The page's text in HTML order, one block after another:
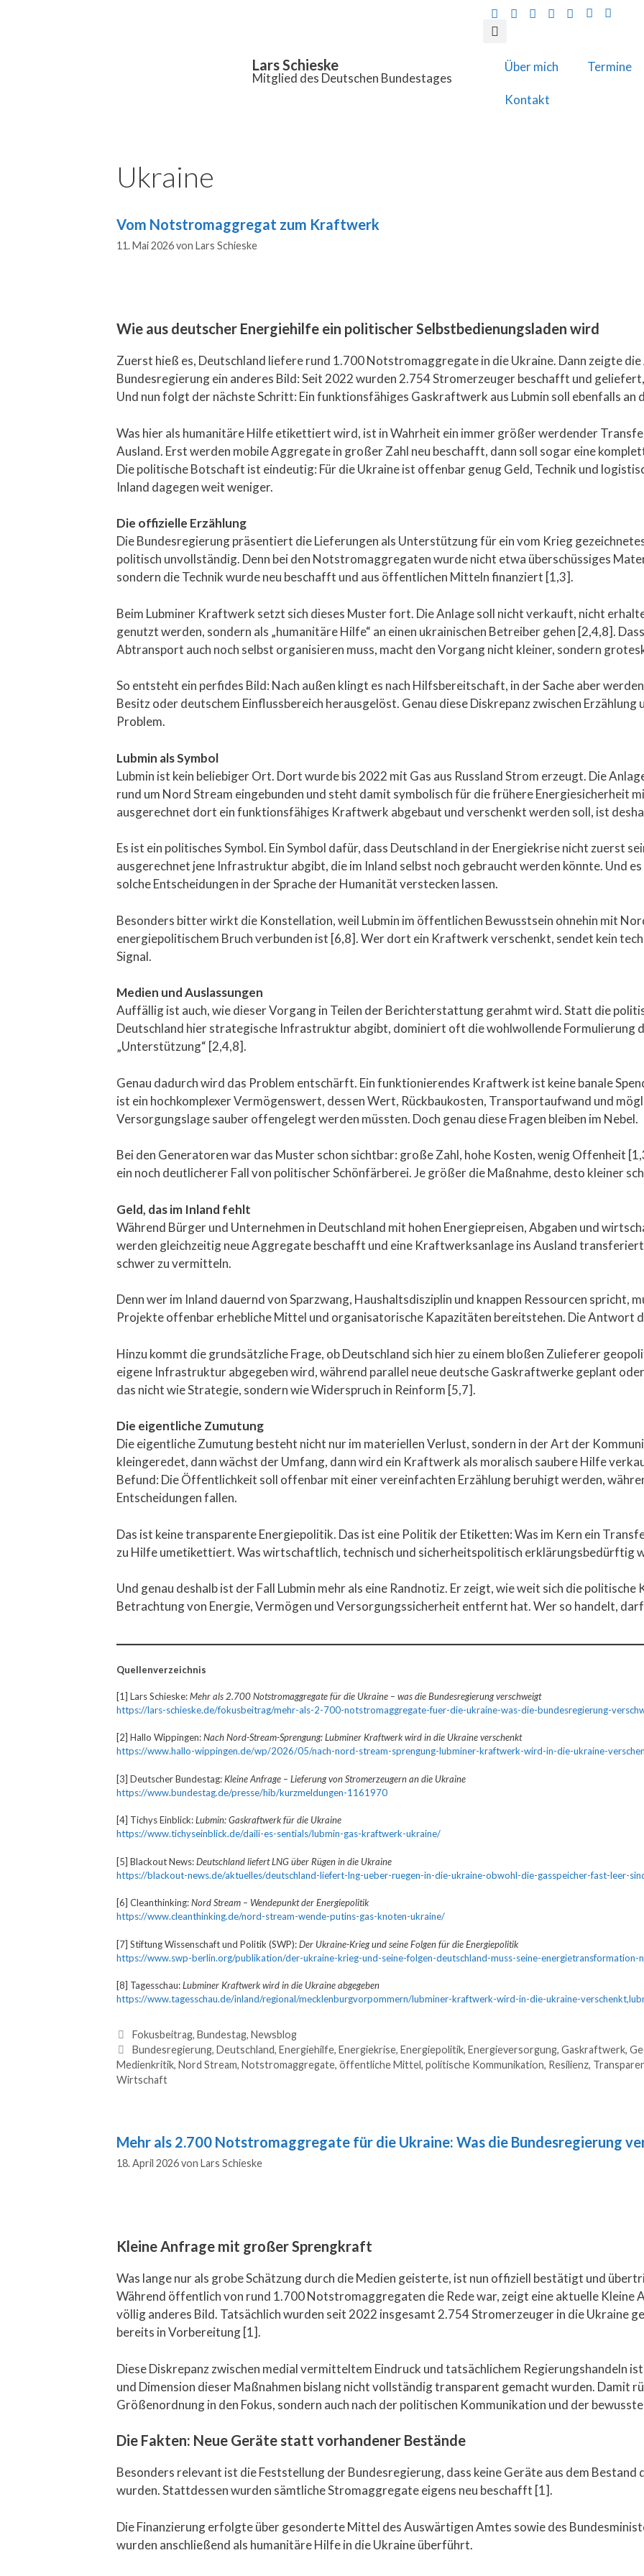
Lars Schieske
Mitglied des Deutschen Bundestages
Über mich Termine
Kontakt
Ukraine
Vom Notstromaggregat zum Kraftwerk
11. Mai 2026von Lars Schieske
Wie aus deutscher Energiehilfe ein politischer Selbstbedienungsladen wird
Zuerst hieß es, Deutschland liefere rund 1.700 Notstromaggregate in die Ukraine. Dann zeigte
Bundesregierung ein anderes Bild: Seit 2022 wurden 2.754 Stromerzeuger beschafft und
Und nun folgt der nächste Schritt: Ein funktionsfähiges Gaskraftwerk aus Lubmin soll ebenfalls an
Was hier als humanitäre Hilfe etikettiert wird, ist in Wahrheit ein immer größer werdender
Ausland. Erst werden mobile Aggregate in großer Zahl neu beschafft, dann soll sogar eine
Die politische Botschaft ist eindeutig: Für die Ukraine ist offenbar genug Geld, Technik und
Inland dagegen weit weniger.
Die offizielle Erzählung
Die Bundesregierung präsentiert die Lieferungen als Unterstützung für ein vom Krieg
politisch unvollständig. Denn bei den Notstromaggregaten wurde nicht etwa überschüssiges
sondern die Technik wurde neu beschafft und aus öffentlichen Mitteln finanziert [1,3].
Beim Lubminer Kraftwerk setzt sich dieses Muster fort. Die Anlage soll nicht verkauft, nicht
genutzt werden, sondern als „humanitäre Hilfe“ an einen ukrainischen Betreiber gehen [2,4,8].
Abtransport auch noch selbst organisieren muss, macht den Vorgang nicht kleiner, sondern
So entsteht ein perfides Bild: Nach außen klingt es nach Hilfsbereitschaft, in der Sache aber
Besitz oder deutschem Einflussbereich herausgelöst. Genau diese Diskrepanz zwischen
Problem.
Lubmin als Symbol
Lubmin ist kein beliebiger Ort. Dort wurde bis 2022 mit Gas aus Russland Strom erzeugt. Die
rund um Nord Stream eingebunden und steht damit symbolisch für die frühere Energiesicherheit
ausgerechnet dort ein funktionsfähiges Kraftwerk abgebaut und verschenkt werden soll, ist
Es ist ein politisches Symbol. Ein Symbol dafür, dass Deutschland in der Energiekrise nicht zuerst
ausgerechnet jene Infrastruktur abgibt, die im Inland selbst noch gebraucht werden könnte. Und
solche Entscheidungen in der Sprache der Humanität verstecken lassen.
Besonders bitter wirkt die Konstellation, weil Lubmin im öffentlichen Bewusstsein ohnehin mit
energiepolitischem Bruch verbunden ist [6,8]. Wer dort ein Kraftwerk verschenkt, sendet kein
Signal.
Medien und Auslassungen
Auffällig ist auch, wie dieser Vorgang in Teilen der Berichterstattung gerahmt wird. Statt die
Deutschland hier strategische Infrastruktur abgibt, dominiert oft die wohlwollende Formulierung
„Unterstützung“ [2,4,8].
Genau dadurch wird das Problem entschärft. Ein funktionierendes Kraftwerk ist keine banale
ist ein hochkomplexer Vermögenswert, dessen Wert, Rückbaukosten, Transportaufwand und
Versorgungslage sauber offengelegt werden müssten. Doch genau diese Fragen bleiben im Nebel.
Bei den Generatoren war das Muster schon sichtbar: große Zahl, hohe Kosten, wenig Offenheit
ein noch deutlicherer Fall von politischer Schönfärberei. Je größer die Maßnahme, desto kleiner
Geld, das im Inland fehlt
Während Bürger und Unternehmen in Deutschland mit hohen Energiepreisen, Abgaben und
werden gleichzeitig neue Aggregate beschafft und eine Kraftwerksanlage ins Ausland
schwer zu vermitteln.
Denn wer im Inland dauernd von Sparzwang, Haushaltsdisziplin und knappen Ressourcen spricht,
Projekte offenbar erhebliche Mittel und organisatorische Kapazitäten bereitstehen. Die Antwort
Hinzu kommt die grundsätzliche Frage, ob Deutschland sich hier zu einem bloßen Zulieferer
eigene Infrastruktur abgegeben wird, während parallel neue deutsche Gaskraftwerke geplant
das nicht wie Strategie, sondern wie Widerspruch in Reinform [5,7].
Die eigentliche Zumutung
Die eigentliche Zumutung besteht nicht nur im materiellen Verlust, sondern in der Art der
kleingeredet, dann wächst der Umfang, dann wird ein Kraftwerk als moralisch saubere Hilfe
Befund: Die Öffentlichkeit soll offenbar mit einer vereinfachten Erzählung beruhigt werden,
Entscheidungen fallen.
Das ist keine transparente Energiepolitik. Das ist eine Politik der Etiketten: Was im Kern ein
zu Hilfe umetikettiert. Was wirtschaftlich, technisch und sicherheitspolitisch erklärungsbedürftig
Und genau deshalb ist der Fall Lubmin mehr als eine Randnotiz. Er zeigt, wie weit sich die politische
Betrachtung von Energie, Vermögen und Versorgungssicherheit entfernt hat. Wer so handelt,
Quellenverzeichnis
[1] Lars Schieske:Mehr als 2.700 Notstromaggregate für die Ukraine – was die Bundesregierung verschweigt
https://lars-schieske.de/fokusbeitrag/mehr-als-2-700-notstromaggregate-fuer-die-ukraine-was-die-bundesregierung-
[2] Hallo Wippingen:Nach Nord-Stream-Sprengung: Lubminer Kraftwerk wird in die Ukraine verschenkt
https://www.hallo-wippingen.de/wp/2026/05/nach-nord-stream-sprengung-lubminer-kraftwerk-wird-in-die-ukraine-
[3] Deutscher Bundestag: Kleine Anfrage – Lieferung von Stromerzeugern an die Ukraine
https://www.bundestag.de/presse/hib/kurzmeldungen-1161970
[4] Tichys Einblick:Lubmin: Gaskraftwerk für die Ukraine
https://www.tichyseinblick.de/daili-es-sentials/lubmin-gas-kraftwerk-ukraine/
[5] Blackout News:Deutschland liefert LNG über Rügen in die Ukraine
https://blackout-news.de/aktuelles/deutschland-liefert-lng-ueber-ruegen-in-die-ukraine-obwohl-die-gasspeicher-fast-leer-
[6] Cleanthinking:Nord Stream – Wendepunkt der Energiepolitik
https://www.cleanthinking.de/nord-stream-wende-putins-gas-knoten-ukraine/
[7] Stiftung Wissenschaft und Politik (SWP):Der Ukraine-Krieg und seine Folgen für die Energiepolitik
https://www.swp-berlin.org/publikation/der-ukraine-krieg-und-seine-folgen-deutschland-muss-seine-energietransformation-
[8] Tagesschau:Lubminer Kraftwerk wird in die Ukraine abgegeben
https://www.tagesschau.de/inland/regional/mecklenburgvorpommern/lubminer-kraftwerk-wird-in-die-ukraine-
Fokusbeitrag, Bundestag, Newsblog
Bundesregierung, Deutschland, Energiehilfe, Energiekrise, Energiepolitik, Energieversorgung, Gaskraftwerk,
Medienkritik, Nord Stream, Notstromaggregate, öffentliche Mittel, politische Kommunikation, Resilienz,
Wirtschaft
Mehr als 2.700 Notstromaggregate für die Ukraine: Was die Bundesregierung
18. April 2026von Lars Schieske
Kleine Anfrage mit großer Sprengkraft
Was lange nur als grobe Schätzung durch die Medien geisterte, ist nun offiziell bestätigt und
Während öffentlich von rund 1.700 Notstromaggregaten die Rede war, zeigt eine aktuelle Kleine
völlig anderes Bild. Tatsächlich wurden seit 2022 insgesamt 2.754 Stromerzeuger in die Ukraine
bereits in Vorbereitung [1].
Diese Diskrepanz zwischen medial vermitteltem Eindruck und tatsächlichem Regierungshandeln
und Dimension dieser Maßnahmen bislang nicht vollständig transparent gemacht wurden. Damit
Größenordnung in den Fokus, sondern auch nach der politischen Kommunikation und der
Die Fakten: Neue Geräte statt vorhandener Bestände
Besonders relevant ist die Feststellung der Bundesregierung, dass keine Geräte aus dem Bestand
wurden. Stattdessen wurden sämtliche Stromaggregate eigens neu beschafft [1].
Die Finanzierung erfolgte über gesonderte Mittel des Auswärtigen Amtes sowie des
wurden anschließend als humanitäre Hilfe in die Ukraine überführt.